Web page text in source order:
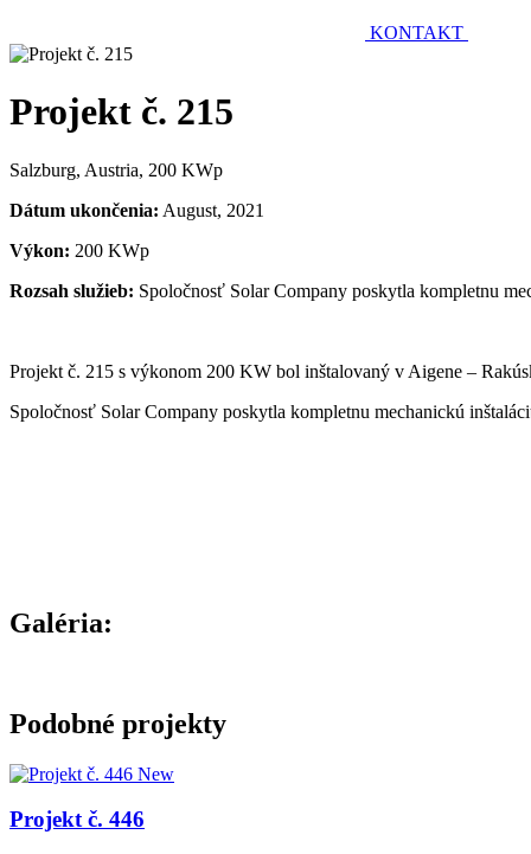
KONTAKT
Projekt č. 215
Salzburg, Austria, 200 KWp
Dátum ukončenia: August, 2021
Výkon: 200 KWp
Rozsah služieb: Spoločnosť Solar Company poskytla kompletnu
Projekt č. 215 s výkonom 200 KW bol inštalovaný v Aigene –
Spoločnosť Solar Company poskytla kompletnu mechanickú
Galéria:
Podobné projekty
New
Projekt č. 446